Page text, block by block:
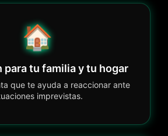
🏠
para tu familia y tu hogar
que te ayuda a reaccionar ante
imprevistas.